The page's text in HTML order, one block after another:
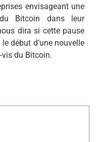
envisageant une
Bitcoin dans leur
dira si cette pause
début d’une nouvelle
du Bitcoin.